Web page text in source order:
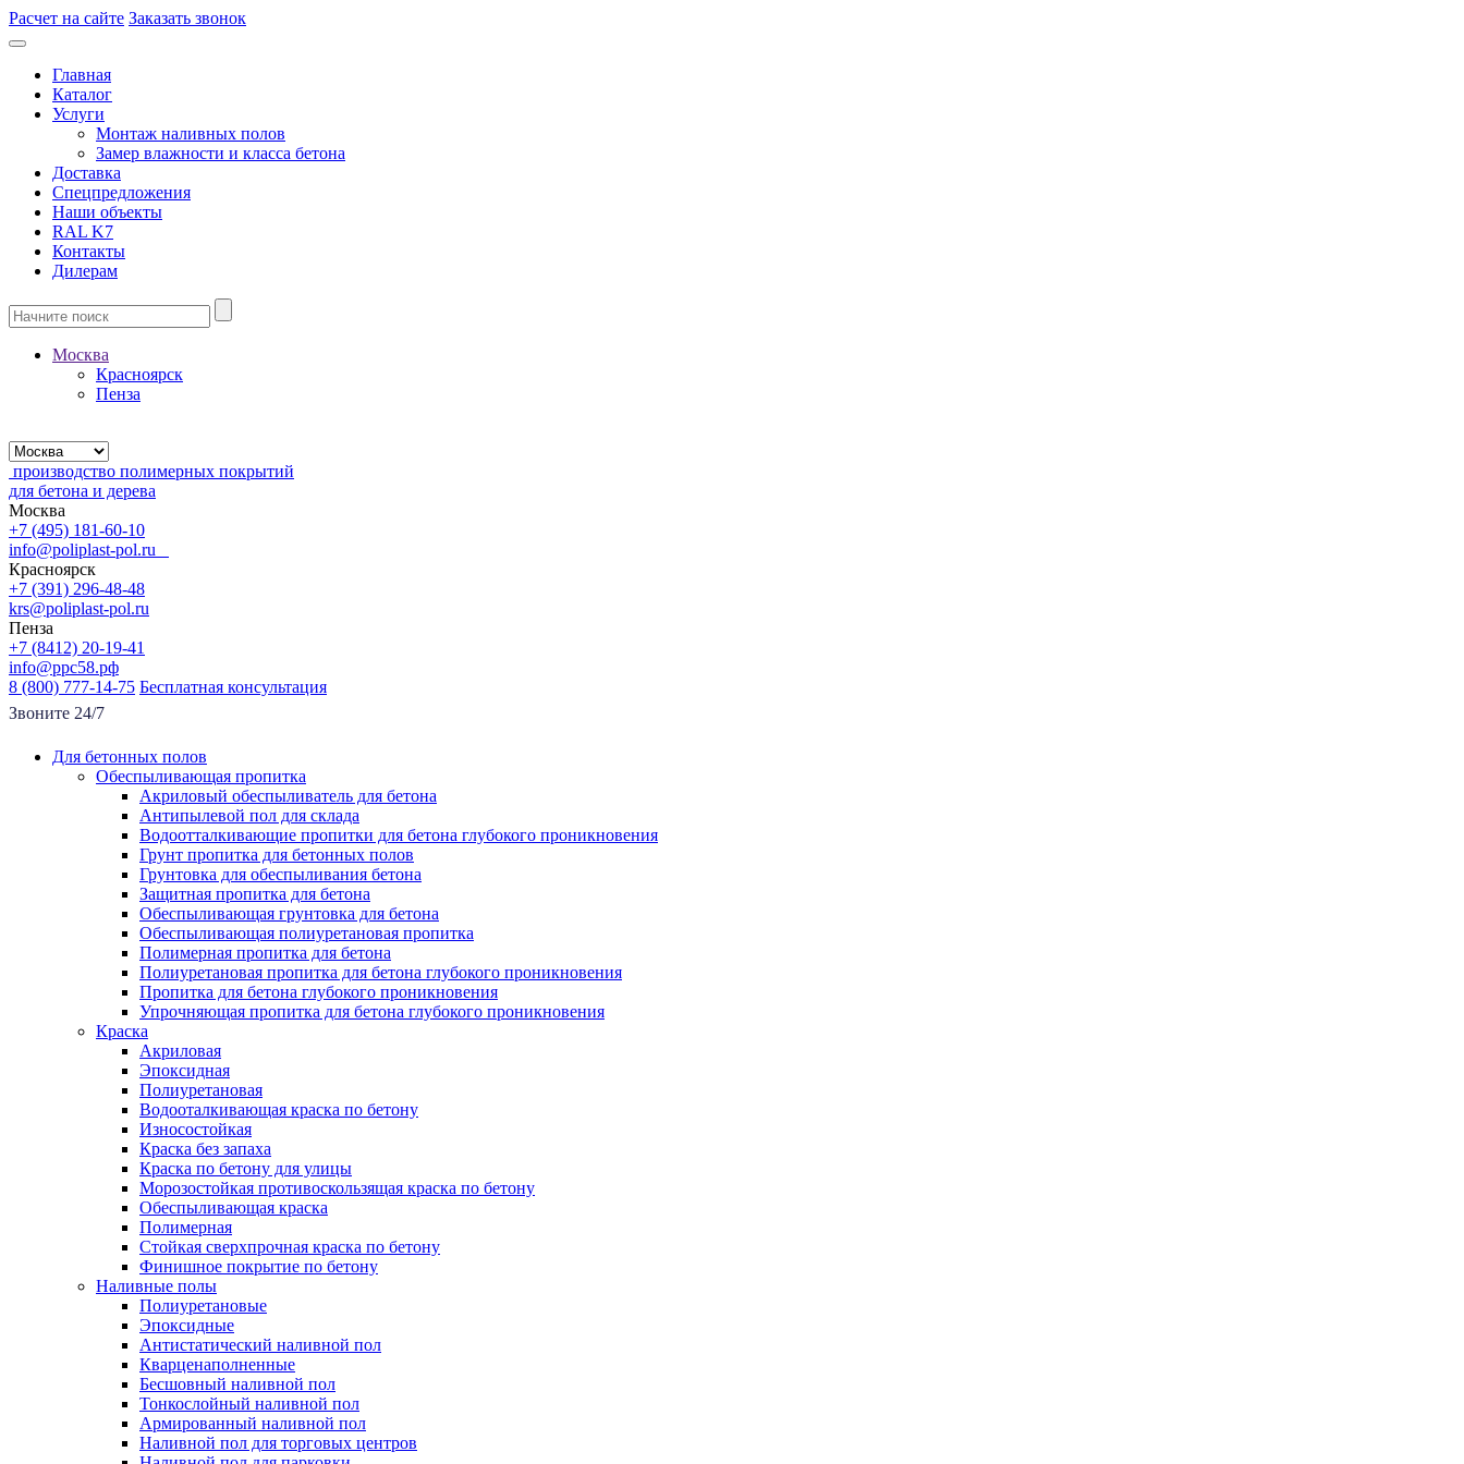
Расчет на сайте Заказать звонок
Главная
Каталог
Услуги
Монтаж наливных полов
Замер влажности и класса бетона
Доставка
Спецпредложения
Наши объекты
RAL K7
Контакты
Дилерам
Москва
Красноярск
Пенза
производство полимерных покрытий
для бетона и дерева
Москва
+7 (495) 181-60-10
info@poliplast-pol.ru
Красноярск
+7 (391) 296-48-48
krs@poliplast-pol.ru
Пенза
+7 (8412) 20-19-41
info@ррс58.рф
8 (800) 777-14-75 Бесплатная консультация
Звоните 24/7
Для бетонных полов
Обеспыливающая пропитка
Акриловый обеспыливатель для бетона
Антипылевой пол для склада
Водоотталкивающие пропитки для бетона глубокого проникновения
Грунт пропитка для бетонных полов
Грунтовка для обеспыливания бетона
Защитная пропитка для бетона
Обеспыливающая грунтовка для бетона
Обеспыливающая полиуретановая пропитка
Полимерная пропитка для бетона
Полиуретановая пропитка для бетона глубокого проникновения
Пропитка для бетона глубокого проникновения
Упрочняющая пропитка для бетона глубокого проникновения
Краска
Акриловая
Эпоксидная
Полиуретановая
Водооталкивающая краска по бетону
Износостойкая
Краска без запаха
Краска по бетону для улицы
Морозостойкая противоскользящая краска по бетону
Обеспыливающая краска
Полимерная
Стойкая сверхпрочная краска по бетону
Финишное покрытие по бетону
Наливные полы
Полиуретановые
Эпоксидные
Антистатический наливной пол
Кварценаполненные
Бесшовный наливной пол
Тонкослойный наливной пол
Армированный наливной пол
Наливной пол для торговых центров